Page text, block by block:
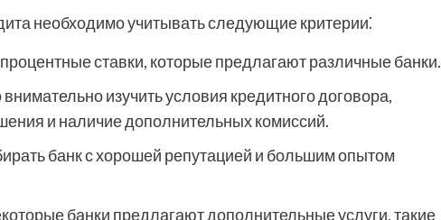
необходимо учитывать следующие критерии⁚
ставки, которые предлагают различные банки.
изучить условия кредитного договора,
и наличие дополнительных комиссий.
банк с хорошей репутацией и большим опытом
банки предлагают дополнительные услуги, такие